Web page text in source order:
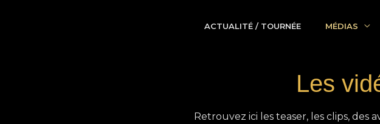
ACTUALITÉ / TOURNÉE MÉDIAS
Les
Retrouvez ici les teaser, les clips, des